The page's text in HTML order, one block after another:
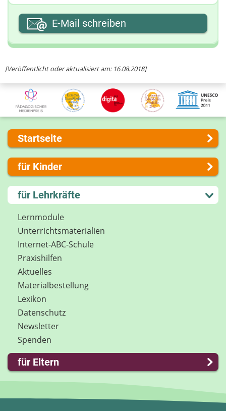
[Veröffentlicht oder aktualisiert am: 16.08.2018]
Ihre E-Mail-Adresse
E-Mail schreiben
Startseite
Über uns
Presse
Kontakt
Impressum
Internet-ABC Sitemap
Barrierefreiheit
Länderprojekte
für Kinder
Lernen und Schule
Hobby und Freizeit
Spiel und Spaß
Mitreden und Mitmachen
Lexikon
Datenschutz
Newsletter
für Lehrkräfte
Lernmodule
Unterrichts­materialien
Internet-ABC-Schule
Praxishilfen
Aktuelles
Materialbestellung
Lexikon
Datenschutz
Newsletter
Spenden
für Eltern
Familie & Medien
Spieletipps & Lernsoftware